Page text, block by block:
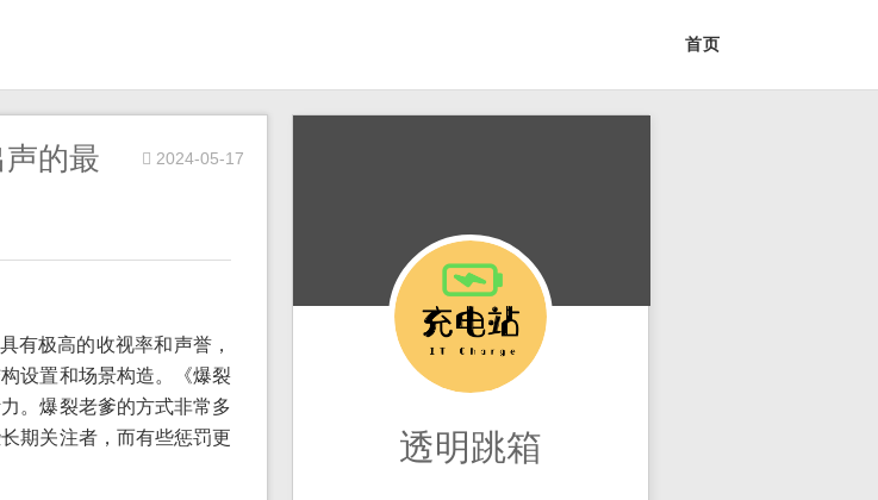
首页
声的最
2024-05-17
有极高的收视率和声誉，
设置和场景构造。《爆裂
。爆裂老爹的方式非常多
期关注者，而有些惩罚更
透明跳箱